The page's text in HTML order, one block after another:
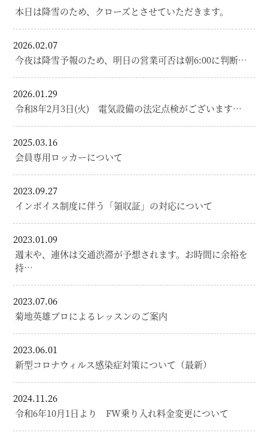
本日は降雪のため、クローズとさせていただきます。
2026.02.07
今夜は降雪予報のため、明日の営業可否は朝6:00に判断…
2026.01.29
令和8年2月3日(火) 電気設備の法定点検がございます…
2025.03.16
会員専用ロッカーについて
2023.09.27
インボイス制度に伴う「領収証」の対応について
2023.01.09
週末や、連休は交通渋滞が予想されます。お時間に余裕を
持…
2023.07.06
菊地英雄プロによるレッスンのご案内
2023.06.01
新型コロナウィルス感染症対策について（最新）
2024.11.26
令和6年10月1日より FW乗り入れ料金変更について